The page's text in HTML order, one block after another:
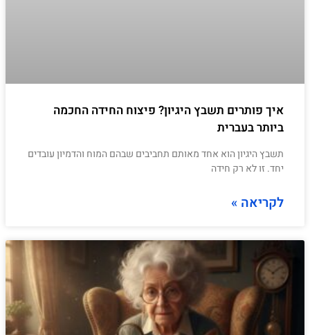
איך פותרים תשבץ היגיון? פיצוח החידה החכמה
ביותר בעברית
תשבץ היגיון הוא אחד מאותם תחביבים שבהם המוח והדמיון עובדים
יחד. זו לא רק חידה
לקריאה »